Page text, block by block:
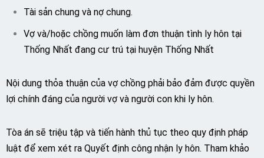
Tài sản chung và nợ chung.
Vợ và/hoặc chồng muốn làm đơn thuận tình ly hôn tại
Thống Nhất đang cư trú tại huyện Thống Nhất
Nội dung thỏa thuận của vợ chồng phải bảo đảm được quyền
lợi chính đáng của người vợ và người con khi ly hôn.
Tòa án sẽ triệu tập và tiến hành thủ tục theo quy định pháp
luật để xem xét ra Quyết định công nhận ly hôn. Tham khảo